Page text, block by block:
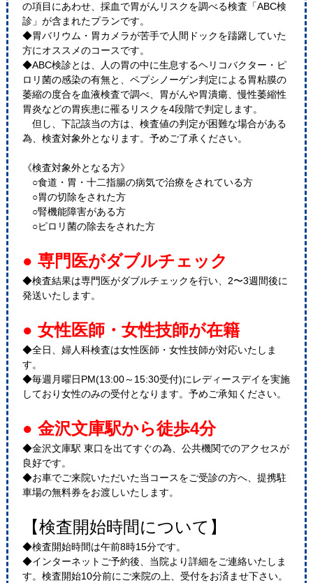
の項目にあわせ、採血で胃がんリスクを調べる検査「ABC検
診」が含まれたプランです。
◆胃バリウム・胃カメラが苦手で人間ドックを躊躇していた
方にオススメのコースです。
◆ABC検診とは、人の胃の中に生息するヘリコバクター・ピ
ロリ菌の感染の有無と、ペプシノーゲン判定による胃粘膜の
萎縮の度合を血液検査で調べ、胃がんや胃潰瘍、慢性萎縮性
胃炎などの胃疾患に罹るリスクを4段階で判定します。
但し、下記該当の方は、検査値の判定が困難な場合がある
為、検査対象外となります。予めご了承ください。
《検査対象外となる方》
○食道・胃・十二指腸の病気で治療をされている方
○胃の切除をされた方
○腎機能障害がある方
○ピロリ菌の除去をされた方
● 専門医がダブルチェック
◆検査結果は専門医がダブルチェックを行い、2〜3週間後に
発送いたします。
● 女性医師・女性技師が在籍
◆全日、婦人科検査は女性医師・女性技師が対応いたしま
す。
◆毎週月曜日PM(13:00～15:30受付)にレディースデイを実施
しており女性のみの受付となります。予めご承知ください。
● 金沢文庫駅から徒歩4分
◆金沢文庫駅 東口を出てすぐの為、公共機関でのアクセスが
良好です。
◆お車でご来院いただいた当コースをご受診の方へ、提携駐
車場の無料券をお渡しいたします。
【検査開始時間について】
◆検査開始時間は午前8時15分です。
◆インターネットご予約後、当院より詳細をご連絡いたしま
す。検査開始10分前にご来院の上、受付をお済ませ下さい。